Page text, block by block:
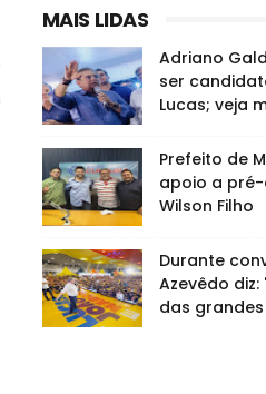
MAIS LIDAS
Adriano
ser
Lucas; veja
Prefeito de
apoio a
Wilson Filho
Durante
Azevêdo
das